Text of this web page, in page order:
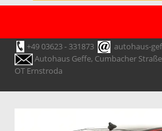
+49 03623 - 331873
autohaus-
Autohaus Geffe, Cumbacher
OT Ernstroda